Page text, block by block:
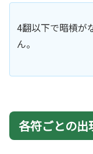
4翻以下で暗槓が
ん。
各符ごとの出